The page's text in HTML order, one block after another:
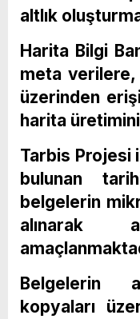
altlık
Harita Bilgi
meta
üzerinden
harita
Tarbis Projesi
bulunan
belgelerin
alınarak
Belgelerin
kopyaları